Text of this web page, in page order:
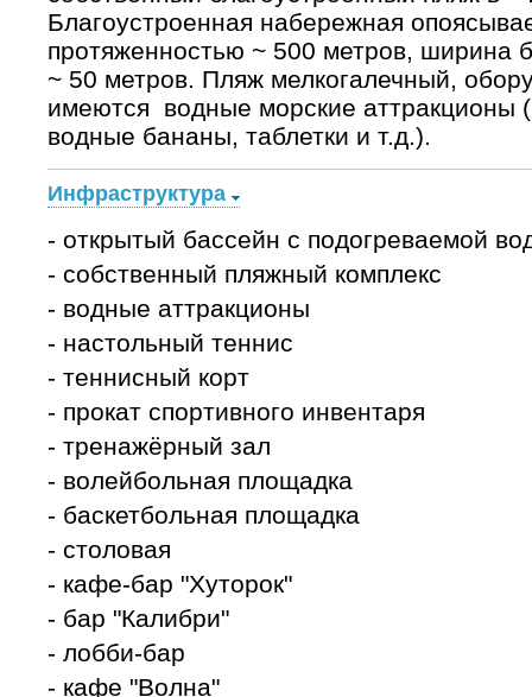
Благоустроенная набережная
протяженностью ~ 500 метров, ширина
~ 50 метров. Пляж мелкогалечный,
имеются водные морские аттракционы
водные бананы, таблетки и т.д.).
Инфраструктура
- открытый бассейн с подогреваемой
- собственный пляжный комплекс
- водные аттракционы
- настольный теннис
- теннисный корт
- прокат спортивного инвентаря
- тренажёрный зал
- волейбольная площадка
- баскетбольная площадка
- столовая
- кафе-бар "Хуторок"
- бар "Калибри"
- лобби-бар
- кафе "Волна"